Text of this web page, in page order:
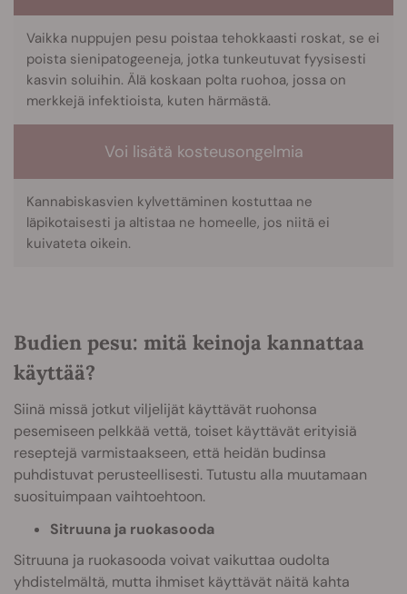
Vaikka nuppujen pesu poistaa tehokkaasti roskat, se ei
poista sienipatogeeneja, jotka tunkeutuvat fyysisesti
kasvin soluihin. Älä koskaan polta ruohoa, jossa on
merkkejä infektioista, kuten härmästä.
Voi lisätä kosteusongelmia
Kannabiskasvien kylvettäminen kostuttaa ne
läpikotaisesti ja altistaa ne homeelle, jos niitä ei
kuivateta oikein.
Budien pesu: mitä keinoja kannattaa
käyttää?
Siinä missä jotkut viljelijät käyttävät ruohonsa
pesemiseen pelkkää vettä, toiset käyttävät erityisiä
reseptejä varmistaakseen, että heidän budinsa
puhdistuvat perusteellisesti. Tutustu alla muutamaan
suosituimpaan vaihtoehtoon.
Sitruuna ja ruokasooda
Sitruuna ja ruokasooda voivat vaikuttaa oudolta
yhdistelmältä, mutta ihmiset käyttävät näitä kahta